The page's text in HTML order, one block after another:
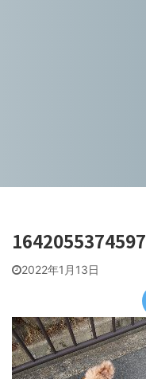
1642055374597
2022年1月13日